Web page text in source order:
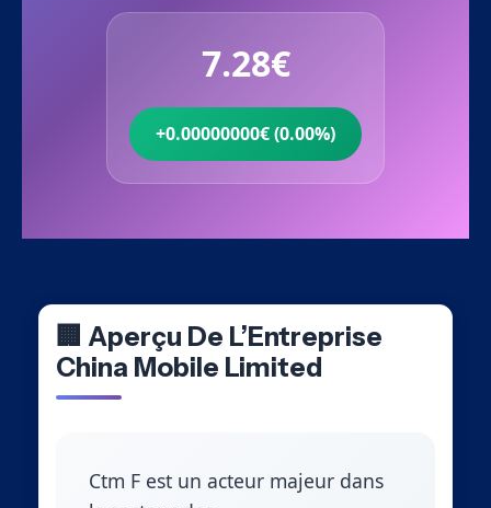
7.28€
+0.00000000€ (0.00%)
🏢 Aperçu De L’Entreprise
China Mobile Limited
Ctm F est un acteur majeur dans